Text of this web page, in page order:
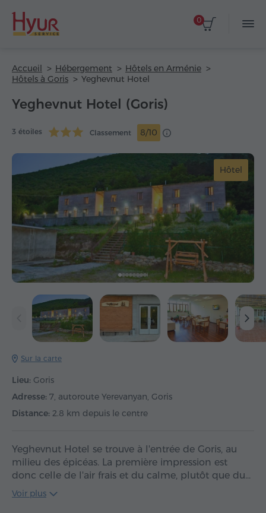
0
Accueil Hébergement
Hôtels en Arménie
Hôtels à Goris
Yeghevnut Hotel
Yeghevnut Hotel (Goris)
3 étoiles Classement 8/10
Hôtel
Sur la carte
Lieu: Goris
Adresse: 7, autoroute Yerevanyan, Goris
Distance: 2.8 km depuis le centre
Yeghevnut Hotel se trouve à l'entrée de Goris, au
milieu des épicéas. La première impression est
donc celle de l'air frais et du calme, plutôt que du…
Voir plus